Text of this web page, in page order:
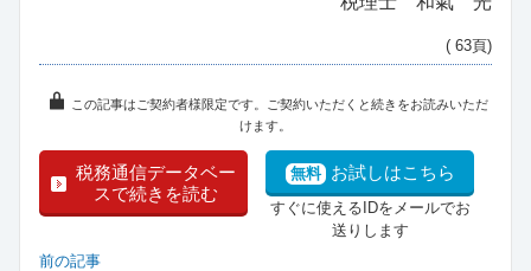
( 63頁)
この記事はご契約者様限定です。ご契約いただくと続きをお読みいただ
けます。
税務通信データベー
スで続きを読む
無料 お試しはこちら
すぐに使えるIDをメールでお
送りします
前の記事